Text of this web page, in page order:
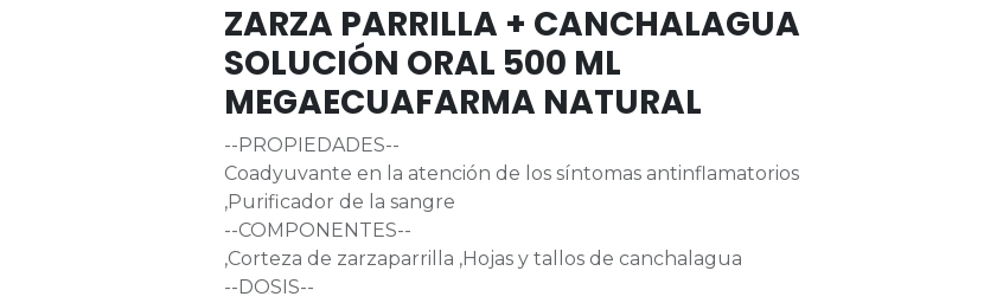
ZARZA PARRILLA + CANCHALAGUA
SOLUCIÓN ORAL 500 ML
MEGAECUAFARMA NATURAL
--PROPIEDADES--
Coadyuvante en la atención de los síntomas antinflamatorios
,Purificador de la sangre
--COMPONENTES--
,Corteza de zarzaparrilla ,Hojas y tallos de canchalagua
--DOSIS--